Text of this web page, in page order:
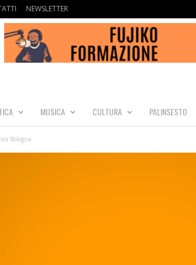
NEWSLETTER
MUSICA CULTURA PALINSESTO
Bologna